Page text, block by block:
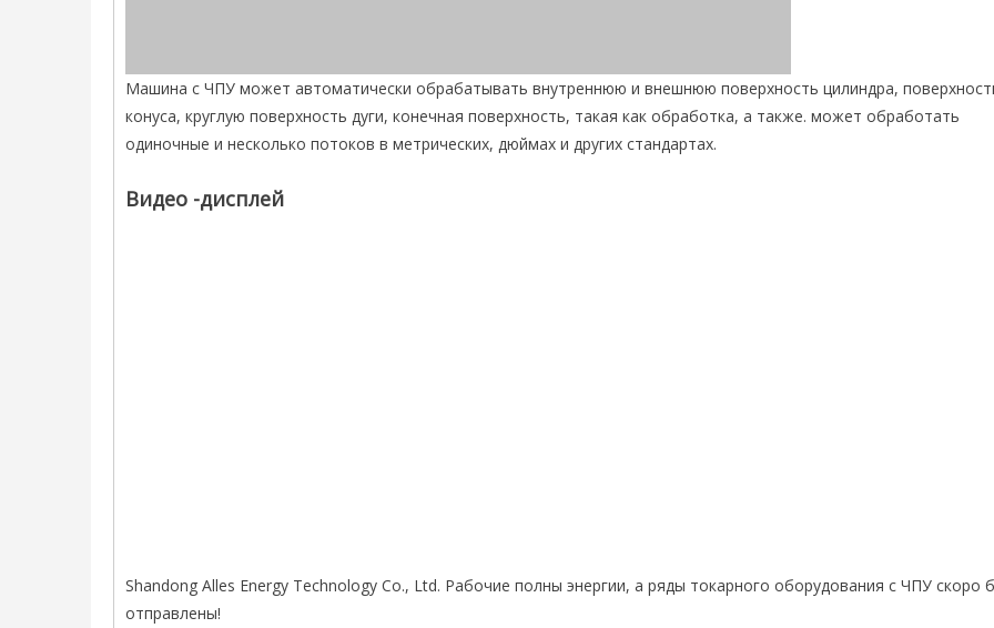
Машина с ЧПУ может автоматически обрабатывать внутреннюю и внешнюю поверхность цилиндра,
конуса, круглую поверхность дуги, конечная поверхность, такая как обработка, а также. может обработать
одиночные и несколько потоков в метрических, дюймах и других стандартах.
Видео -дисплей
Shandong Alles Energy Technology Co., Ltd. Рабочие полны энергии, а ряды токарного оборудования с ЧПУ скоро
отправлены!